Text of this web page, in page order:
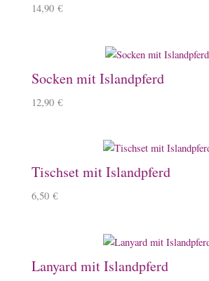
14,90 €
Socken mit Islandpferd
12,90 €
Tischset mit Islandpferd
6,50 €
Lanyard mit Islandpferd